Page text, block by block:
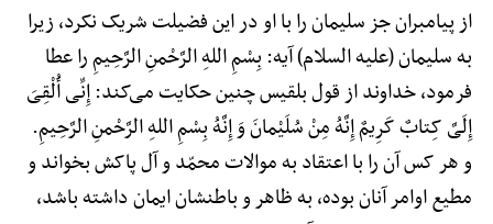
از پیامبران جز سلیمان را با او در این فضیلت شریک نکرد، زیرا
به سلیمان (علیه السلام) آیه: بِسْمِ اللهِ الرَّحْمنِ الرَّحِیمِ را عطا
فرمود، خداوند از قول بلقیس چنین حکایت می‌کند: إِنِّی أُلْقِیَ
إِلَیَّ کِتابٌ کَرِیمٌ إِنَّهُ مِنْ سُلَیْمانَ وَ إِنَّهُ بِسْمِ اللهِ الرَّحْمنِ الرَّحِیمِ.
و هر کس آن را با اعتقاد به موالات محمّد و آل پاکش بخواند و
مطیع اوامر آنان بوده، به ظاهر و باطنشان ایمان داشته باشد،